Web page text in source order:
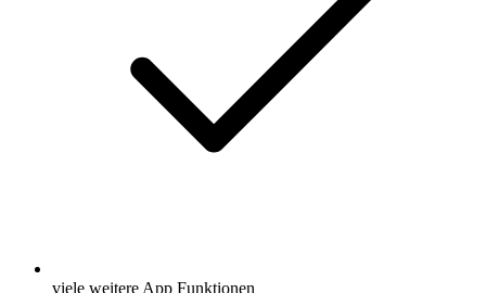
viele weitere App Funktionen